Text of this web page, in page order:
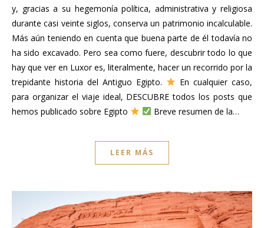
y, gracias a su hegemonía política, administrativa y religiosa
durante casi veinte siglos, conserva un patrimonio incalculable.
Más aún teniendo en cuenta que buena parte de él todavía no
ha sido excavado. Pero sea como fuere, descubrir todo lo que
hay que ver en Luxor es, literalmente, hacer un recorrido por la
trepidante historia del Antiguo Egipto.
En cualquier caso,
para organizar el viaje ideal, DESCUBRE todos los posts que
hemos publicado sobre Egipto
Breve resumen de la…
LEER MÁS